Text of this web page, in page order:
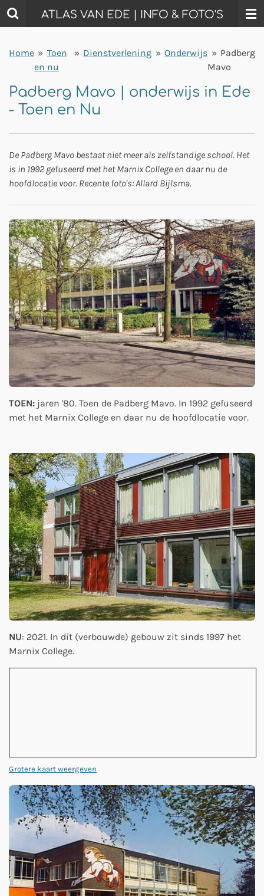
Ga
direct
de
hoofdinhoud
ATLAS VAN EDE | INFO & FOTO'S
Home » Toen
en nu
» Dienstverlening » Onderwijs » Padberg
Mavo
Padberg Mavo | onderwijs in Ede
- Toen en Nu
De Padberg Mavo bestaat niet meer als zelfstandige school. Het
is in 1992 gefuseerd met het Marnix College en daar nu de
hoofdlocatie voor. Recente foto's: Allard Bijlsma.
TOEN: jaren '80. Toen de Padberg Mavo. In 1992 gefuseerd
met het Marnix College en daar nu de hoofdlocatie voor.
NU: 2021. In dit (verbouwde) gebouw zit sinds 1997 het
Marnix College.
Grotere kaart weergeven